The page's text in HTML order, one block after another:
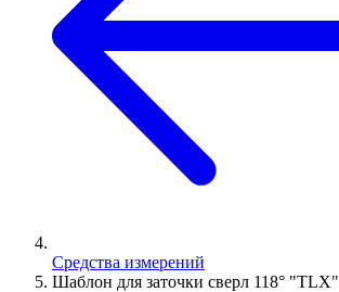
Средства измерений
Шаблон для заточки сверл 118° "TLX"